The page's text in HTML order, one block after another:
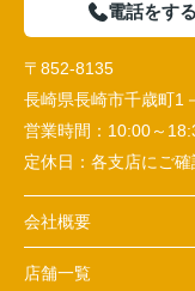
電話をする
〒852-8135
長崎県長崎市千歳町1
営業時間： 10:00～
定休日： 各支店にご確
会社概要
店舗一覧